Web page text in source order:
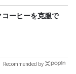
ーヒーを克服で
Recommended by